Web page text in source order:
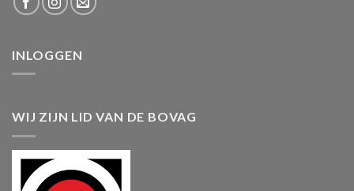
INLOGGEN
WIJ ZIJN LID VAN DE BOVAG